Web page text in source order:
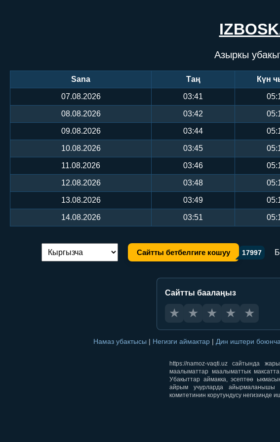
Азыркы
Sana Таң Күн
07.08.2026 03:41
08.08.2026 03:42
09.08.2026 03:44
10.08.2026 03:45
11.08.2026 03:46
12.08.2026 03:48
13.08.2026 03:49
14.08.2026 03:51
Тилди алмаштыруу: Сайтты бетбелгиге кошуу 17997
Сайтты баалаңыз
★ ★ ★ ★ ★
Намаз убактысы | Негизги аймактар | Дин иштери
https://namoz-vaqti.uz сайтында
маалыматтар маалыматтык
Убакыттар аймакка, эсептөө
айрым учурларда айырмаланышы
комитетинин корутундусу негизинде